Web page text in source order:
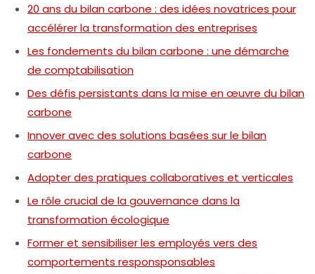
20 ans du bilan carbone : des idées novatrices pour
accélérer la transformation des entreprises
Les fondements du bilan carbone : une démarche
de comptabilisation
Des défis persistants dans la mise en œuvre du bilan
carbone
Innover avec des solutions basées sur le bilan
carbone
Adopter des pratiques collaboratives et verticales
Le rôle crucial de la gouvernance dans la
transformation écologique
Former et sensibiliser les employés vers des
comportements responsponsables